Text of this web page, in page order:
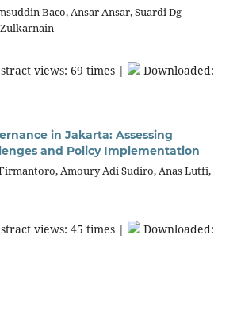
Baco, Ansar Ansar, Suardi Dg
views: 69 times |
Downloaded:
in Jakarta: Assessing
and Policy Implementation
Amoury Adi Sudiro, Anas Lutfi,
views: 45 times |
Downloaded: